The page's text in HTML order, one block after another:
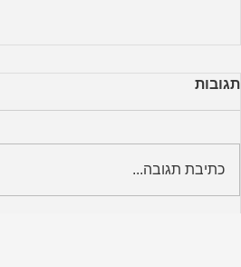
תגובות
כתיבת תגובה...